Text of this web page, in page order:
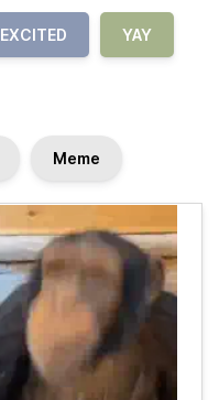
EXCITED YAY
Meme